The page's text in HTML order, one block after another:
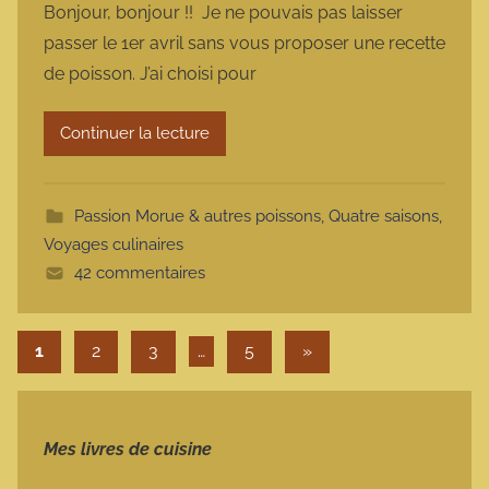
m
a
r
m
t
Bonjour, bonjour !! Je ne pouvais pas laisser
passer le 1er avril sans vous proposer une recette
de poisson. J’ai choisi pour
Continuer la lecture
Passion Morue & autres poissons, Quatre saisons,
Voyages culinaires
42 commentaires
Pagination des publications
1 2 3 … 5 Articles suivants
»
Mes livres de cuisine